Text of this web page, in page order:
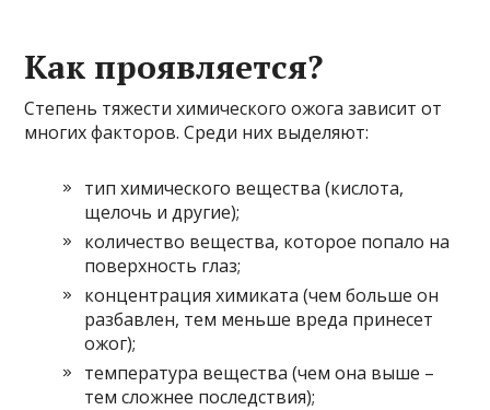
Как проявляется?
Степень тяжести химического ожога зависит от
многих факторов. Среди них выделяют:
тип химического вещества (кислота,
щелочь и другие);
количество вещества, которое попало на
поверхность глаз;
концентрация химиката (чем больше он
разбавлен, тем меньше вреда принесет
ожог);
температура вещества (чем она выше –
тем сложнее последствия);